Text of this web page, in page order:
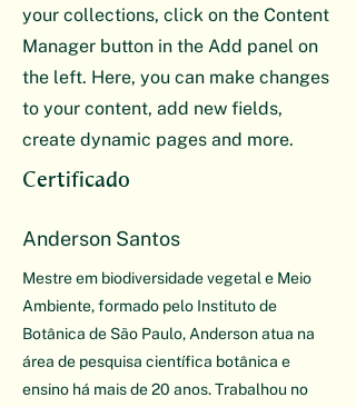
your collections, click on the Content
Manager button in the Add panel on
the left. Here, you can make changes
to your content, add new fields,
create dynamic pages and more.
Certificado
Anderson Santos
Mestre em biodiversidade vegetal e Meio
Ambiente, formado pelo Instituto de
Botânica de São Paulo, Anderson atua na
área de pesquisa científica botânica e
ensino há mais de 20 anos. Trabalhou no